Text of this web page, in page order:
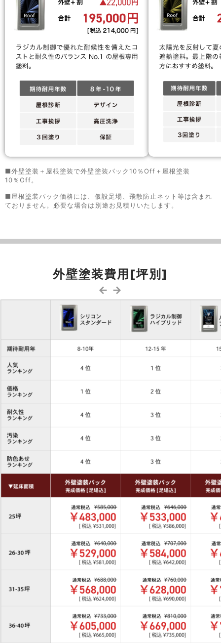
■外壁塗装＋屋根塗装で外壁塗装パック10％Off＋屋根塗装
10％Off。
■屋根塗装パック価格には、仮設足場、飛散防止ネット等は含まれ
ておりません。必要な場合は別途お見積りいたします。
外壁塗装費用[坪別]
← →